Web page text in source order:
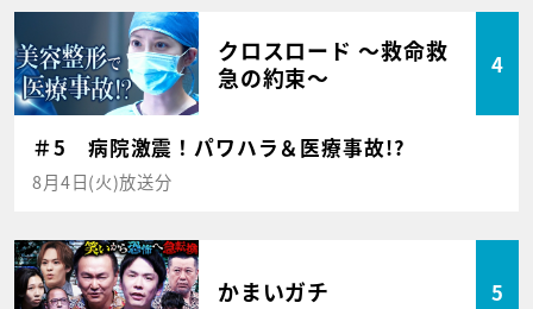
クロスロード ～救命救
急の約束～
4
＃5 病院激震！パワハラ＆医療事故!?
8月4日(火)放送分
かまいガチ 5